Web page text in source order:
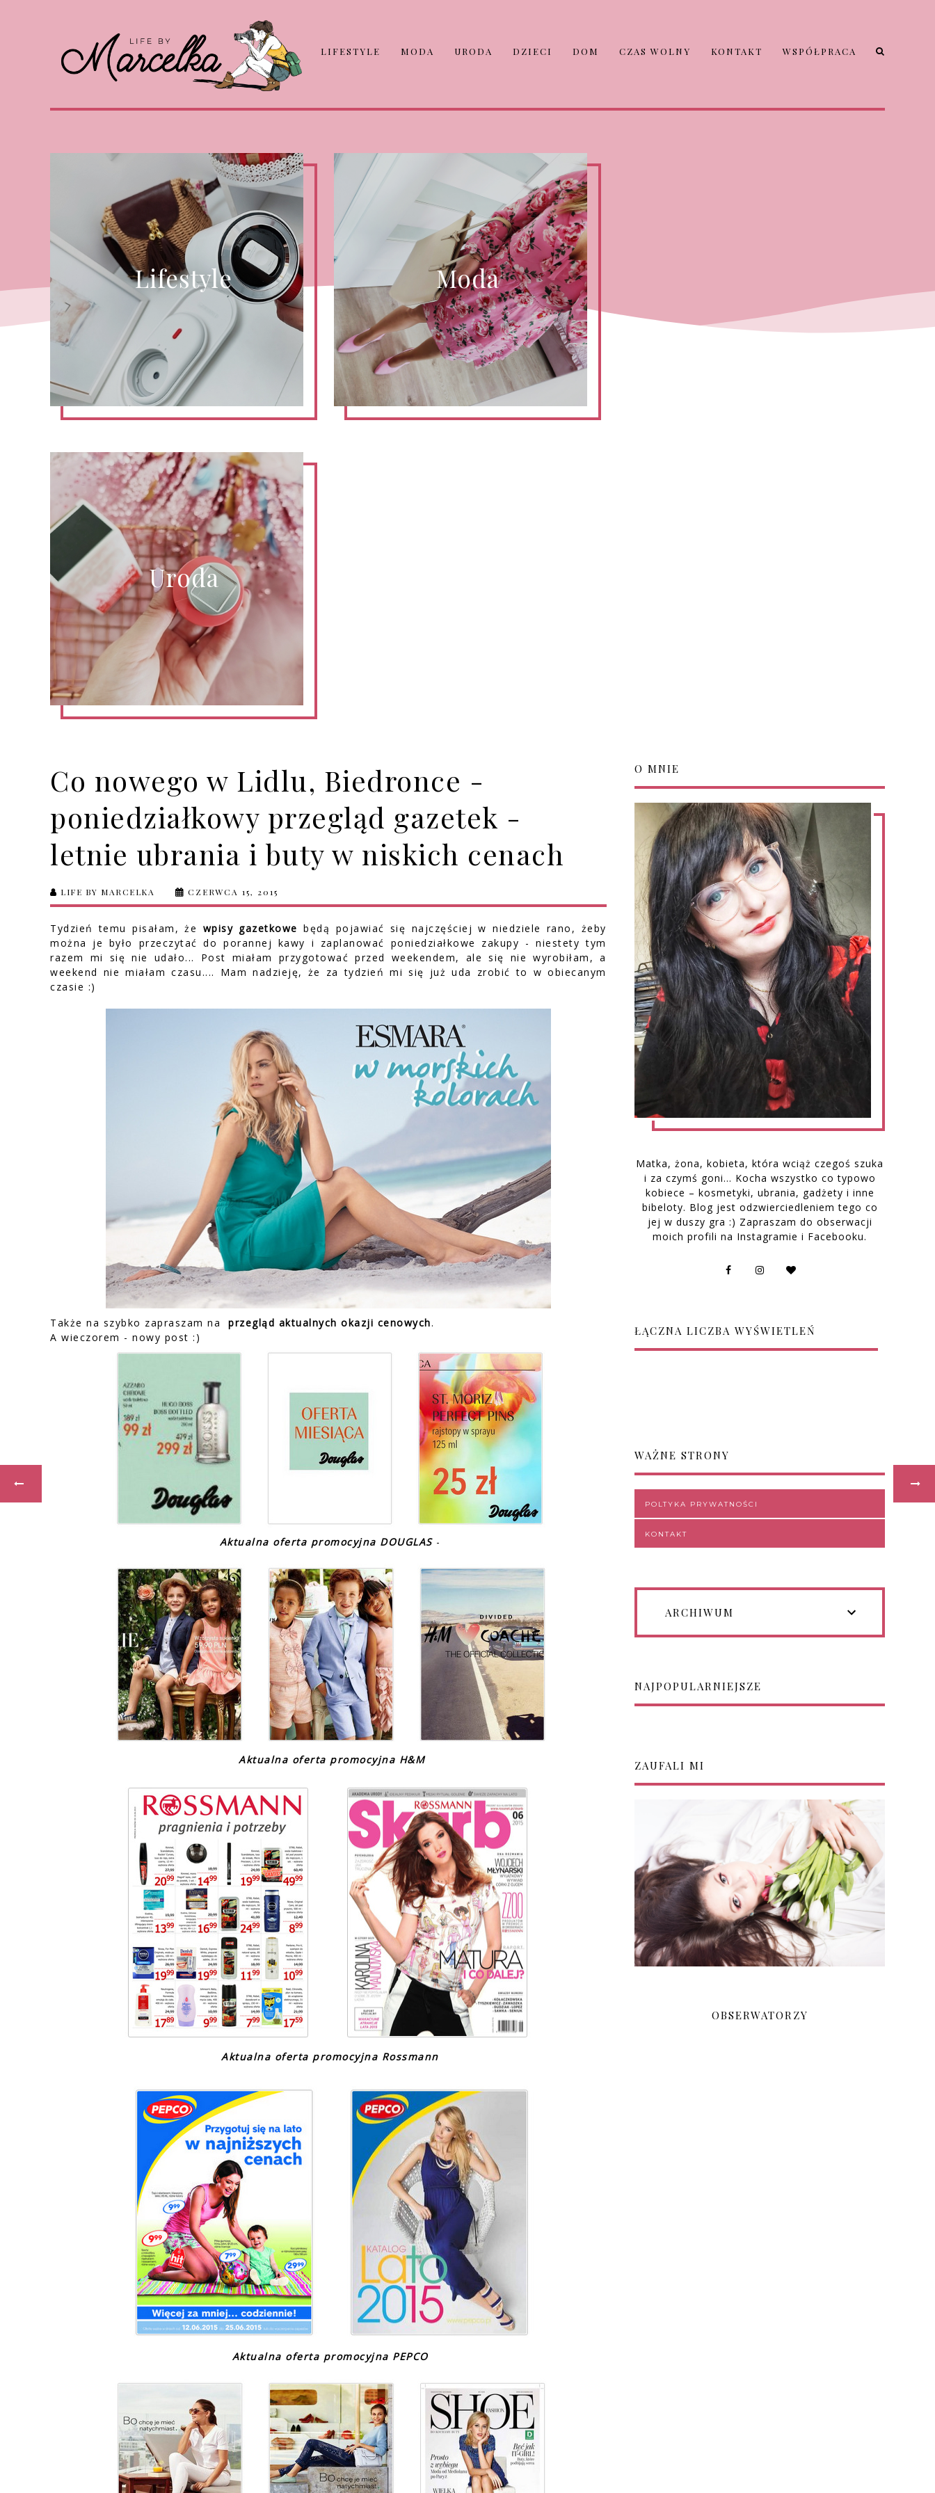
LIFESTYLE MODA URODA DZIECI DOM CZAS WOLNY KONTAKT WSPÓŁPRACA
Lifestyle Moda
Uroda
Co nowego w Lidlu, Biedronce -
poniedziałkowy przegląd gazetek -
letnie ubrania i buty w niskich cenach
LIFE BY MARCELKA CZERWCA 15, 2015
Tydzień temu pisałam, że wpisy gazetkowebędą pojawiać się najczęściej w niedziele rano, żeby
można je było przeczytać do porannej kawy i zaplanować poniedziałkowe zakupy - niestety tym
razem mi się nie udało... Post miałam przygotować przed weekendem, ale się nie wyrobiłam, a
weekend nie miałam czasu.... Mam nadzieję, że za tydzień mi się już uda zrobić to w obiecanym
czasie :)
Także na szybko zapraszam na przegląd aktualnych okazji cenowych.
A wieczorem - nowy post :)
Aktualna oferta promocyjna DOUGLAS -
Aktualna oferta promocyjna H&M
Aktualna oferta promocyjna Rossmann
Aktualna oferta promocyjna PEPCO
O MNIE
Matka, żona, kobieta, która wciąż czegoś szuka
i za czymś goni… Kocha wszystko co typowo
kobiece – kosmetyki, ubrania, gadżety i inne
bibeloty. Blog jest odzwierciedleniem tego co
jej w duszy gra :) Zapraszam do obserwacji
moich profili na Instagramie i Facebooku.
ŁĄCZNA LICZBA WYŚWIETLEŃ
WAŻNE STRONY
POLTYKA PRYWATNOŚCI
KONTAKT
ARCHIWUM
NAJPOPULARNIEJSZE
ZAUFALI MI
OBSERWATORZY